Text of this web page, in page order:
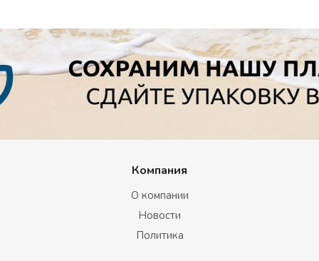
Компания
О компании
Новости
Политика